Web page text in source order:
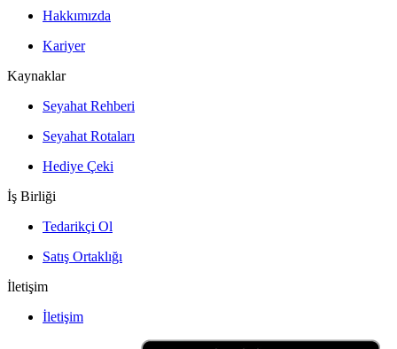
Hakkımızda
Kariyer
Kaynaklar
Seyahat Rehberi
Seyahat Rotaları
Hediye Çeki
İş Birliği
Tedarikçi Ol
Satış Ortaklığı
İletişim
İletişim